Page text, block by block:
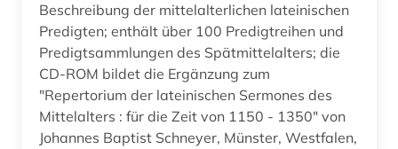
aufbereitung (1)
aufführungsmaterial (4)
aufgabensammlung (1)
aufklärung (4)
Beschreibung der mittelalterlichen lateinischen
Predigten; enthält über 100 Predigtreihen und
Predigtsammlungen des Spätmittelalters; die
CD-ROM bildet die Ergänzung zum
"Repertorium der lateinischen Sermones des
Mittelalters : für die Zeit von 1150 - 1350" von
Johannes Baptist Schneyer, Münster, Westfalen,